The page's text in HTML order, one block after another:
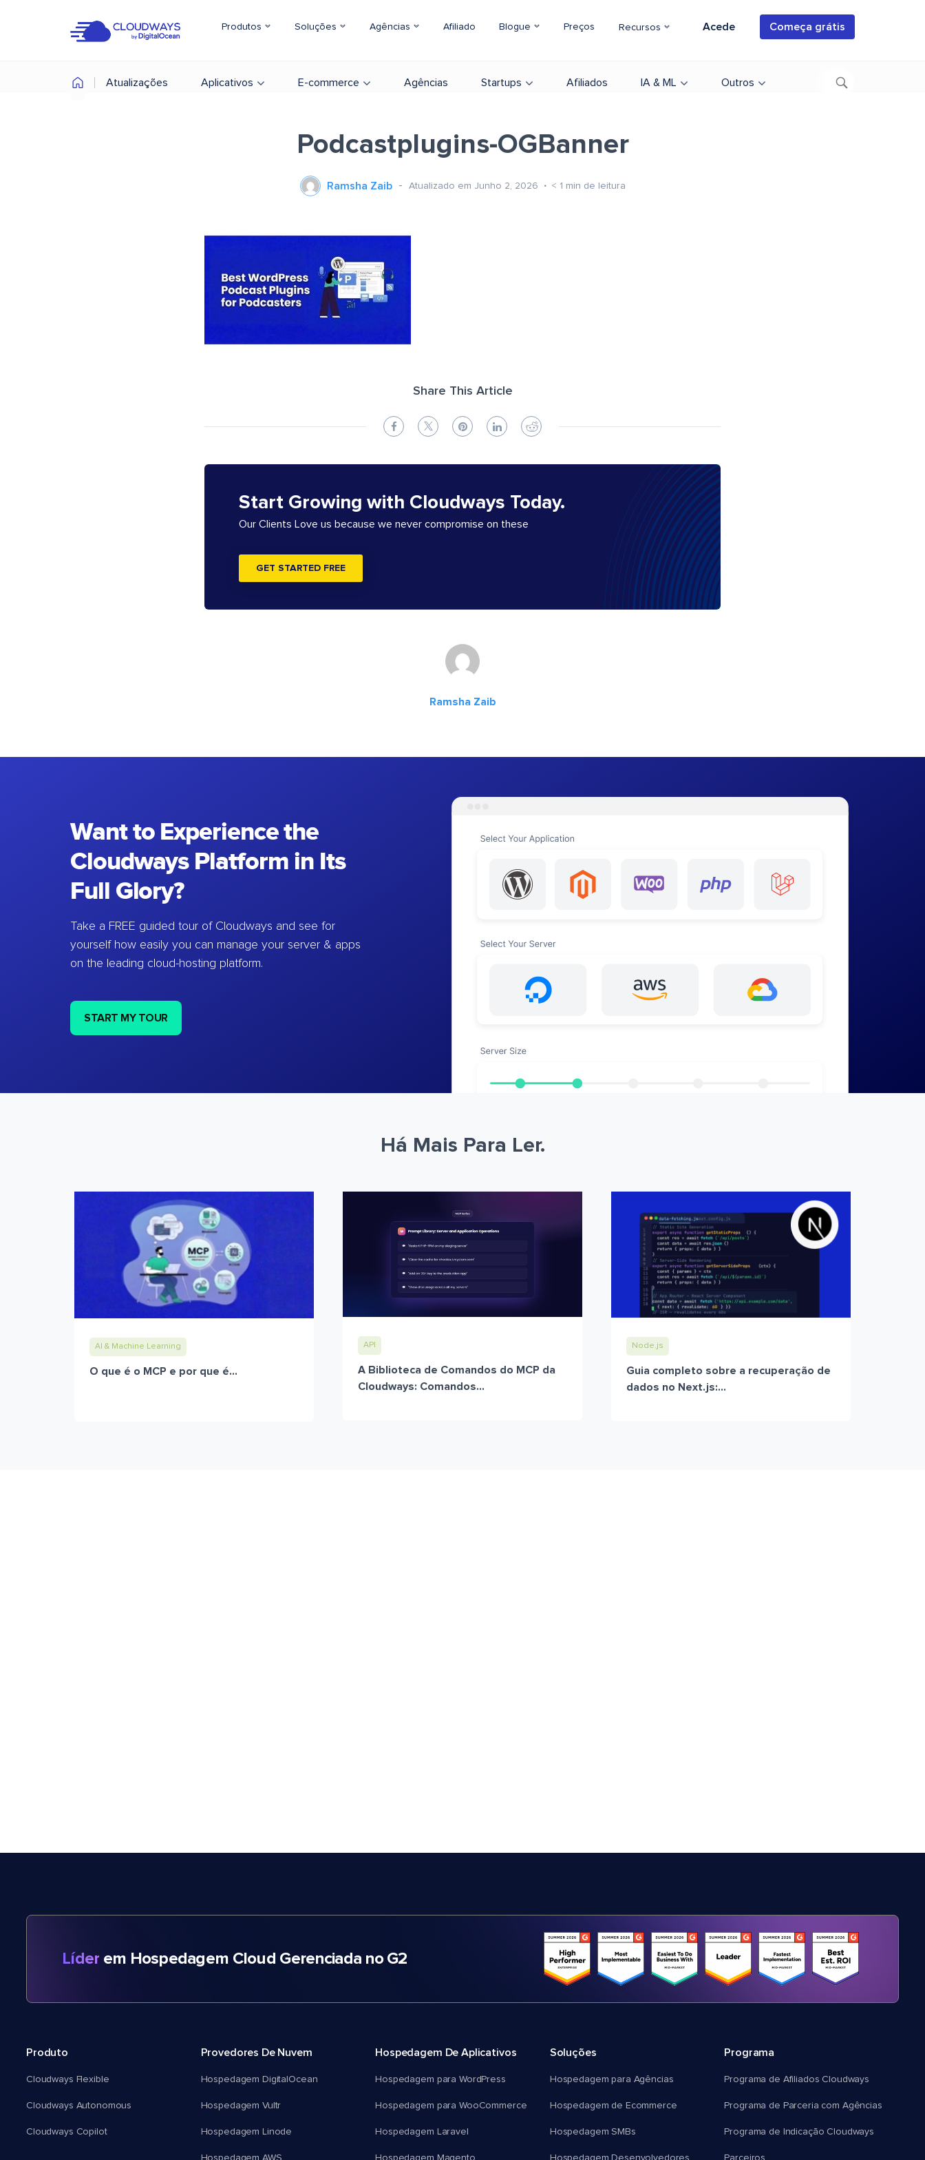
Produtos Soluções Agências Afiliado Blogue Preços Recursos Acede Começa grátis
Atualizações Aplicativos E-commerce Agências Startups Afiliados IA & ML Outros
Podcastplugins-OGBanner
Ramsha Zaib Atualizado em Junho 2, 2026 < 1 min de leitura
Share This Article
Start Growing with Cloudways Today.
Our Clients Love us because we never compromise on these
GET STARTED FREE
Ramsha Zaib
Want to Experience the
Cloudways Platform in Its
Full Glory?
Take a FREE guided tour of Cloudways and see for
yourself how easily you can manage your server & apps
on the leading cloud-hosting platform.
START MY TOUR
Há Mais Para Ler.
AI & Machine Learning
O que é o MCP e por que é...
API
A Biblioteca de Comandos do MCP da
Cloudways: Comandos...
Node.js
Guia completo sobre a recuperação de
dados no Next.js:...
Líder em Hospedagem Cloud Gerenciada no G2
Produto
Cloudways Flexible
Cloudways Autonomous
Cloudways Copilot
Provedores De Nuvem
Hospedagem DigitalOcean
Hospedagem Vultr
Hospedagem Linode
Hospedagem De Aplicativos
Hospedagem para WordPress
Hospedagem para WooCommerce
Hospedagem Laravel
Soluções
Hospedagem para Agências
Hospedagem de Ecommerce
Hospedagem SMBs
Programa
Programa de Afiliados Cloudways
Programa de Parceria com Agências
Programa de Indicação Cloudways